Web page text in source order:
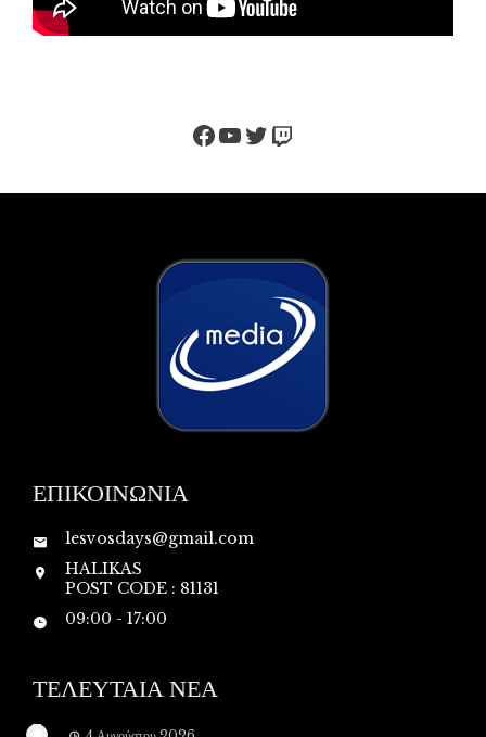
Facebook
YouTube
Twitter
Twitch
ΕΠΙΚΟΙΝΩΝΙΑ
lesvosdays@gmail.com
HALIKAS
POST CODE : 81131
09:00 - 17:00
ΤΕΛΕΥΤΑΙΑ ΝΕΑ